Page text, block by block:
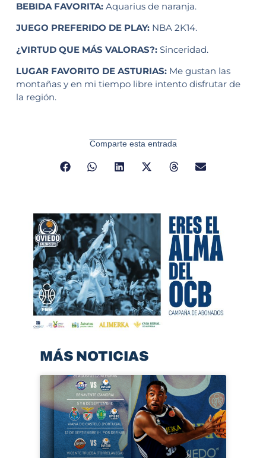
BEBIDA FAVORITA: Aquarius de naranja.
JUEGO PREFERIDO DE PLAY:NBA 2K14.
¿VIRTUD QUE MÁS VALORAS?: Sinceridad.
LUGAR FAVORITO DE ASTURIAS: Me gustan las
montañas y en mi tiempo libre intento disfrutar de
la región.
Comparte esta entrada
MÁS NOTICIAS